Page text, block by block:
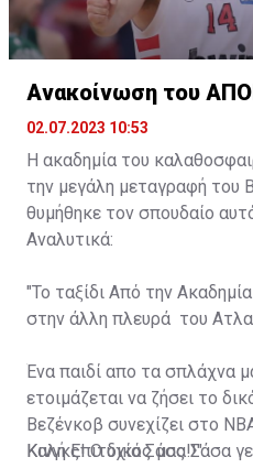
Ανακοίνωση του
02.07.2023 10:53
Η ακαδημία του
την μεγάλη μεταγραφή του
θυμήθηκε τον σπουδαίο
Αναλυτικά:
"Το ταξίδι Από την
στην άλλη πλευρά του
Ένα παιδί απο τα σπλάχνα
ετοιμάζεται να ζήσει το
Βεζένκοβ συνεχίζει στο
Κινγκς! Ο δικός μας Σάσα
Καλή Επιτυχία Σάσα!!".